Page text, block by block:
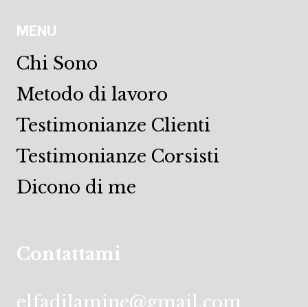
MENU
Chi Sono
Metodo di lavoro
Testimonianze Clienti
Testimonianze Corsisti
Dicono di me
Contattami
elfadilamine@gmail.com